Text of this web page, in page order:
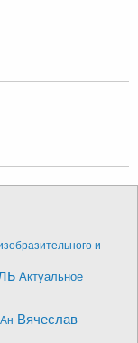
и
Актуальное
Вячеслав